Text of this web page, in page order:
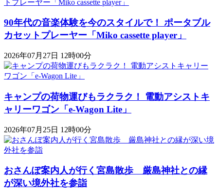
90年代の音楽体験を今のスタイルで！ ポータブル
カセットプレーヤー「Miko cassette player」
2026年07月27日 12時00分
キャンプの荷物運びもラクラク！ 電動アシストキ
ャリーワゴン「​​e-Wagon Lite」
2026年07月25日 12時00分
おさんぽ案内人が行く宮島散歩 厳島神社との縁
が深い境外社を参詣